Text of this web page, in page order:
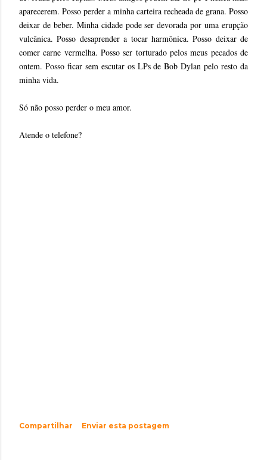
aparecerem. Posso perder a minha carteira recheada de grana. Posso
deixar de beber. Minha cidade pode ser devorada por uma erupção
vulcânica. Posso desaprender a tocar harmônica. Posso deixar de
comer carne vermelha. Posso ser torturado pelos meus pecados de
ontem. Posso ficar sem escutar os LPs de Bob Dylan pelo resto da
minha vida.
Só não posso perder o meu amor.
Atende o telefone?
Compartilhar Enviar esta postagem